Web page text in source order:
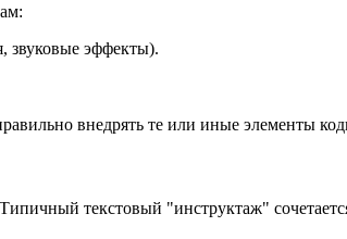
звуковые эффекты).
внедрять те или иные элементы
текстовый "инструктаж"